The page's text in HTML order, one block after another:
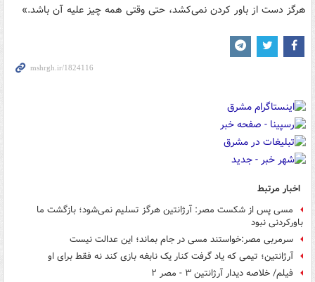
هرگز دست از باور کردن نمی‌کشد، حتی وقتی همه چیز علیه آن باشد.»
اخبار مرتبط
مسی پس از شکست مصر: آرژانتین هرگز تسلیم نمی‌شود؛ بازگشت ما
باورکردنی نبود
سرمربی مصر:خواستند مسی در جام بماند؛ این عدالت نیست
آرژانتین؛ تیمی که یاد گرفت کنار یک نابغه بازی کند نه فقط برای او
فیلم/ خلاصه دیدار آرژانتین ۳ - مصر ۲